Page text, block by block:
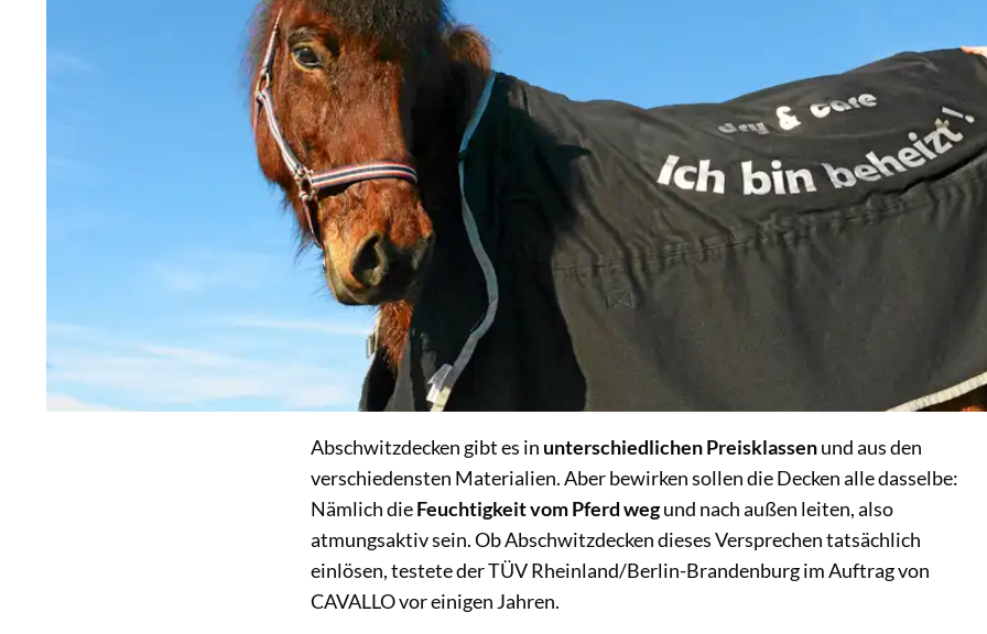
Abschwitzdecken gibt es in unterschiedlichen Preisklassenund aus den
verschiedensten Materialien. Aber bewirken sollen die Decken alle dasselbe:
Nämlich dieFeuchtigkeit vom Pferd wegund nach außen leiten, also
atmungsaktiv sein. Ob Abschwitzdecken dieses Versprechen tatsächlich
einlösen, testete der TÜV Rheinland/Berlin-Brandenburg im Auftrag von
CAVALLO vor einigen Jahren.